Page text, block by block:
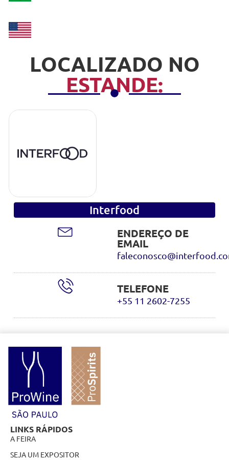
LOCALIZADO NO
ESTANDE:
Interfood
ENDEREÇO DE
EMAIL
TELEFONE
+55 11 2602-7255
LINKS RÁPIDOS
A FEIRA
SEJA UM EXPOSITOR